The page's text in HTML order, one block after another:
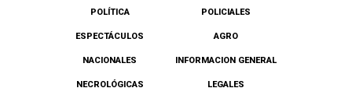
POLÍTICA POLICIALES
ESPECTÁCULOS AGRO
NACIONALES INFORMACION GENERAL
NECROLÓGICAS LEGALES